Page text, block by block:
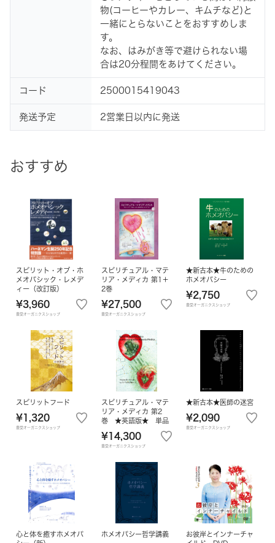
おすすめ
スピリット・オブ・ホ
メオパシック・レメデ
ィー（改訂版）
¥3,960
豊受オーガニクスショップ
スピリチュアル・マテ
リア・メディカ 第1＋
2巻
¥27,500
豊受オーガニクスショップ
★新古本★牛のための
ホメオパシー
¥2,750
豊受オーガニクスショップ
スピリットフード
¥1,320
豊受オーガニクスショップ
スピリチュアル・マテ
リア・メディカ 第2
巻 ★英語版★ 単品
¥14,300
豊受オーガニクスショップ
★新古本★医師の迷宮
¥2,090
豊受オーガニクスショップ
心と体を癒すホメオパ
ホメオパシー哲学講義
お彼岸とインナーチャ
物(コーヒーやカレー、キムチなど)と
一緒にとらないことをおすすめしま
す。
なお、はみがき等で避けられない場
合は20分程間をあけてください。
コード 2500015419043
発送予定 2営業日以内に発送